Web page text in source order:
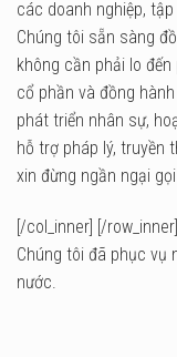
các doanh nghiệp,
Chúng tôi sẵn sàng
không cần phải lo
cổ phần và đồng
phát triển nhân sự,
hỗ trợ pháp lý, truyền
xin đừng ngần ngại
[/col_inner] [/row_inner]
Chúng tôi đã phục vụ
nước.